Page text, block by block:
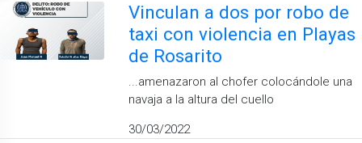
Vinculan a dos por robo de
taxi con violencia en Playas
de Rosarito
...amenazaron al chofer colocándole una
navaja a la altura del cuello
30/03/2022